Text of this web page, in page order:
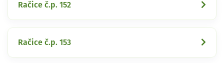
Račice č.p. 152
Račice č.p. 153